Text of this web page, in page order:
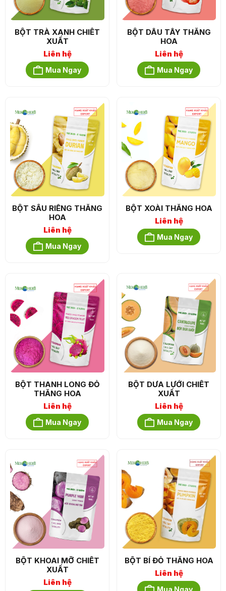
BỘT TRÀ XANH CHIẾT
XUẤT
Liên hệ
Mua Ngay
BỘT DÂU TÂY THĂNG
HOA
Liên hệ
Mua Ngay
BỘT SẦU RIÊNG THĂNG
HOA
Liên hệ
Mua Ngay
BỘT XOÀI THĂNG HOA
Liên hệ
Mua Ngay
BỘT THANH LONG ĐỎ
THĂNG HOA
Liên hệ
Mua Ngay
BỘT DƯA LƯỚI CHIẾT
XUẤT
Liên hệ
Mua Ngay
BỘT KHOAI MỠ CHIẾT
XUẤT
Liên hệ
BỘT BÍ ĐỎ THĂNG HOA
Liên hệ